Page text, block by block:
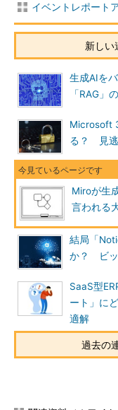
イベントレポート
新しい
生成AIを
「RAG」
Microsoft
る？ 見逃
Miroが生
言われる
結局「
か？ ビッ
SaaS型
ート」に
適解
過去の